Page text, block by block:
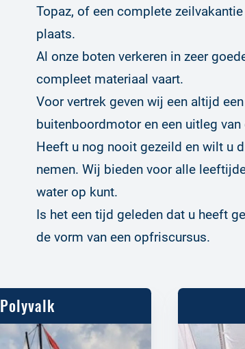
Topaz, of een complete
plaats.
Al onze boten verkeren in zeer
compleet materiaal vaart.
Voor vertrek geven wij een altijd
buitenboordmotor en een uitleg van
Heeft u nog nooit gezeild en wilt u
nemen. Wij bieden voor alle
water op kunt.
Is het een tijd geleden dat u heeft
de vorm van een opfriscursus.
Polyvalk